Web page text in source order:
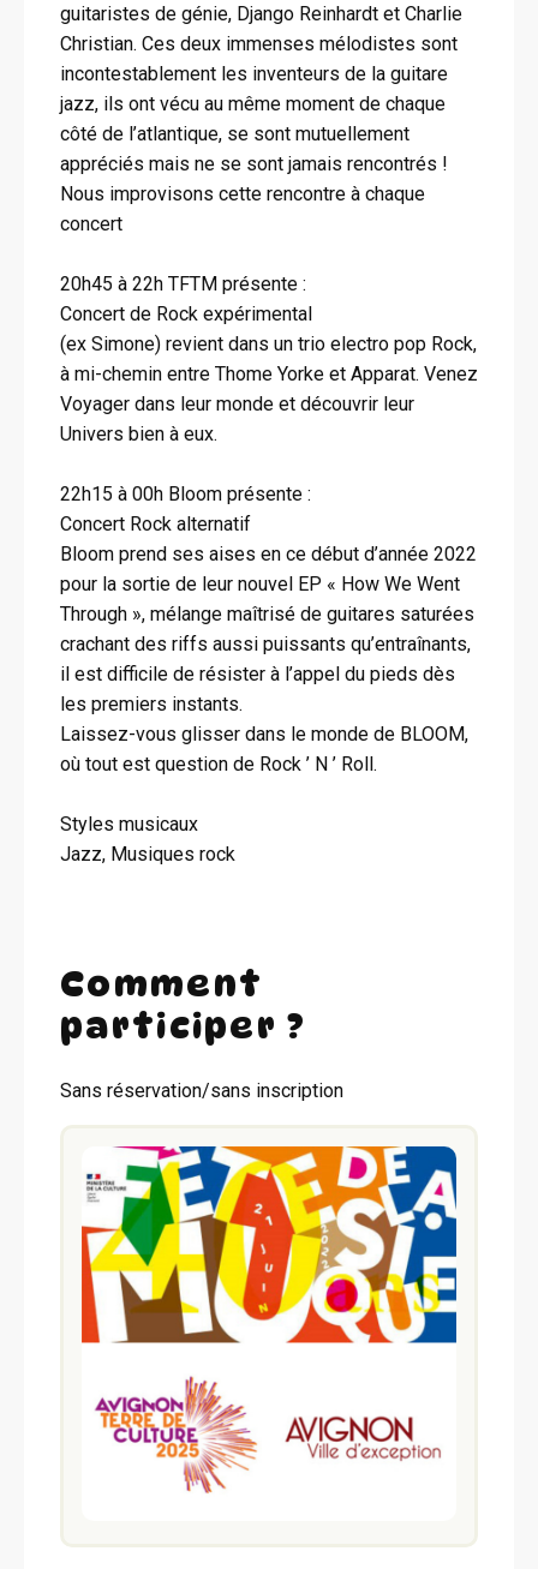
guitaristes de génie, Django Reinhardt et Charlie
Christian. Ces deux immenses mélodistes sont
incontestablement les inventeurs de la guitare
jazz, ils ont vécu au même moment de chaque
côté de l’atlantique, se sont mutuellement
appréciés mais ne se sont jamais rencontrés !
Nous improvisons cette rencontre à chaque
concert
20h45 à 22h TFTM présente :
Concert de Rock expérimental
(ex Simone) revient dans un trio electro pop Rock,
à mi-chemin entre Thome Yorke et Apparat. Venez
Voyager dans leur monde et découvrir leur
Univers bien à eux.
22h15 à 00h Bloom présente :
Concert Rock alternatif
Bloom prend ses aises en ce début d’année 2022
pour la sortie de leur nouvel EP « How We Went
Through », mélange maîtrisé de guitares saturées
crachant des riffs aussi puissants qu’entraînants,
il est difficile de résister à l’appel du pieds dès
les premiers instants.
Laissez-vous glisser dans le monde de BLOOM,
où tout est question de Rock ’ N ’ Roll.
Styles musicaux
Jazz, Musiques rock
Comment
participer ?
Sans réservation/sans inscription